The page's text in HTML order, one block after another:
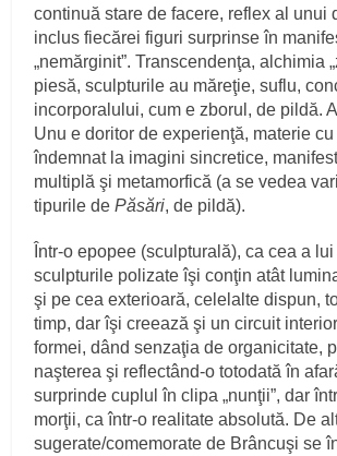
continuă stare de facere, reflex al unui
inclus fiecărei figuri surprinse în
„nemărginit”. Transcendenţa, alchimia
piesă, sculpturile au măreţie, suflu,
incorporalului, cum e zborul, de pildă.
Unu e doritor de experienţă, materie
îndemnat la imagini sincretice,
multiplă şi metamorfică (a se vedea
tipurile dePăsări, de pildă).
Într-o epopee (sculpturală), ca cea a
sculpturile polizate îşi conţin atât
şi pe cea exterioară, celelalte dispun,
timp, dar îşi creează şi un circuit
formei, dând senzaţia de organicitate,
naşterea şi reflectând-o totodată în
surprinde cuplul în clipa „nunţii”, dar
morţii, ca într-o realitate absolută. De
sugerate/comemorate de Brâncuşi se